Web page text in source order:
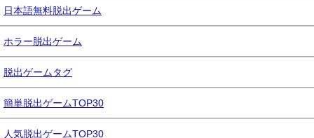
日本語無料脱出ゲーム
ホラー脱出ゲーム
脱出ゲームタグ
簡単脱出ゲームTOP30
人気脱出ゲームTOP30